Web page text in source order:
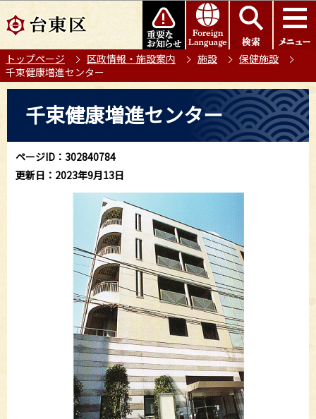
の
ー
ジ
このページの本文へ移動
トップページ 区政情報・施設案内 施設
保健施設
千束健康増進センター
か
千束健康増進センター
ページID：302840784
更新日：2023年9月13日